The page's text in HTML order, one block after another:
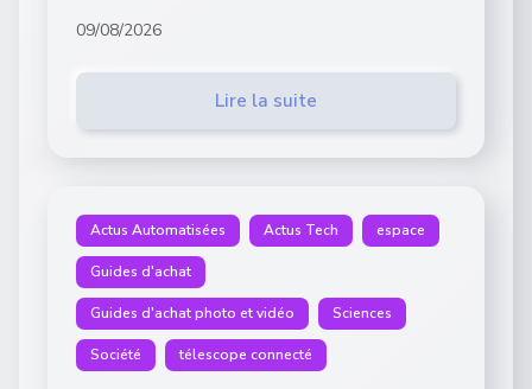
09/08/2026
Lire la suite
Actus Automatisées Actus Tech espace
Guides d'achat
Guides d'achat photo et vidéo Sciences
Société télescope connecté